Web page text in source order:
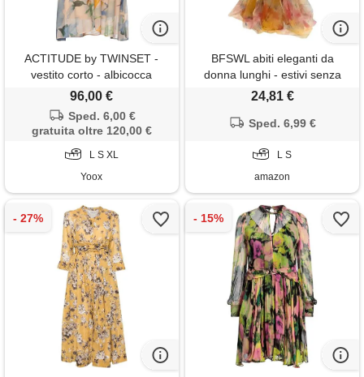
ACTITUDE by TWINSET -
vestito corto - albicocca
96,00 €
Sped. 6,00 €
gratuita oltre 120,00 €
L S XL
Yoox
BFSWL abiti eleganti da
donna lunghi - estivi senza
schiena scoperta in tulle -
profondo - vacanza a terra
24,81 €
Sped. 6,99 €
L S
amazon